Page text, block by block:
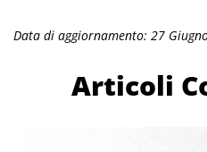
Data di aggiornamento: 27
Articoli